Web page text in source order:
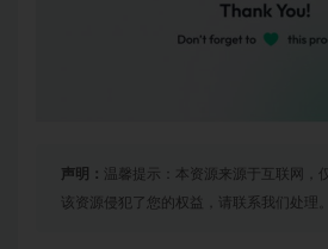
声明： 温馨提示：本资源来源于互联网，
该资源侵犯了您的权益，请联系我们处理。